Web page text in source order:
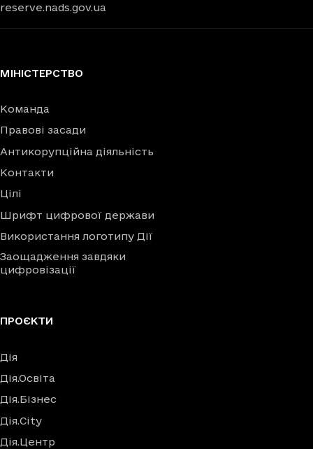
reserve.nads.gov.ua
МІНІСТЕРСТВО
Команда
Правові засади
Антикорупційна діяльність
Контакти
Цілі
Шрифт цифрової держави
Використання логотипу Дії
Заощадження завдяки
цифровізації
ПРОЄКТИ
Дія
Дія.Освіта
Дія.Бізнес
Дія.City
Дія.Центр